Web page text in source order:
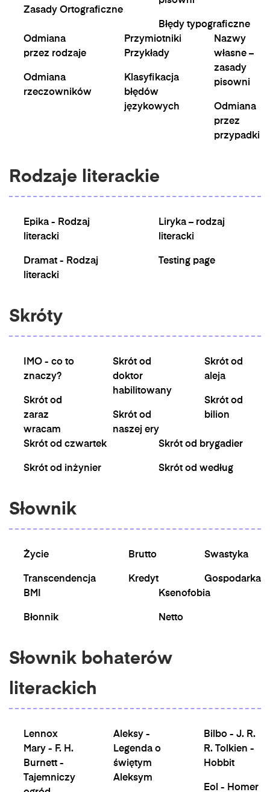
Zasady Ortograficzne
Błędy typograficzne
Odmiana
przez rodzaje
Odmiana
rzeczowników
Przymiotniki
Przykłady
Klasyfikacja
błędów
językowych
Nazwy
własne –
zasady
pisowni
Odmiana
przez
przypadki
Rodzaje literackie
Epika - Rodzaj
literacki
Dramat - Rodzaj
literacki
Liryka – rodzaj
literacki
Testing page
Skróty
IMO - co to
znaczy?
Skrót od
zaraz
wracam
Skrót od
doktor
habilitowany
Skrót od
naszej ery
Skrót od
aleja
Skrót od
bilion
Skrót od czwartek
Skrót od inżynier
Skrót od brygadier
Skrót od według
Słownik
Życie
Transcendencja
Brutto
Kredyt
Swastyka
Gospodarka
BMI
Błonnik
Ksenofobia
Netto
Słownik bohaterów
literackich
Lennox
Mary - F. H.
Burnett -
Tajemniczy
Aleksy -
Legenda o
świętym
Aleksym
Bilbo - J. R.
R. Tolkien -
Hobbit
Eol - Homer